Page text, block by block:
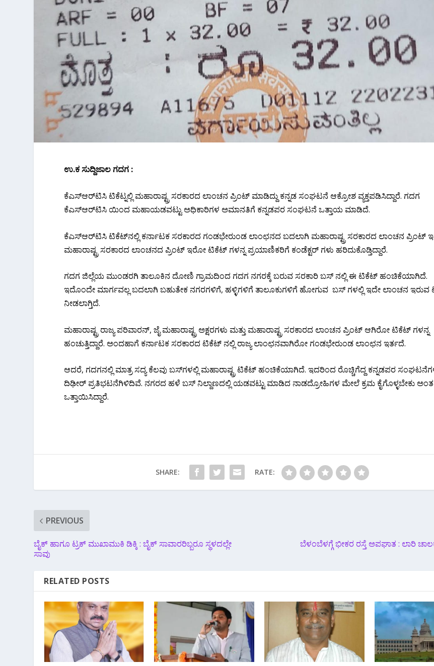
ಉ.ಕ ಸುದ್ದಿಜಾಲ ಗದಗ :
ಕೆಎಸ್‌ಆರ್‌ಟಿಸಿ ಟಿಕೆಟ್ನಲ್ಲಿ ಮಹಾರಾಷ್ಟ್ರ ಸರಕಾರದ ಲಾಂಚನ ಪ್ರಿಂಟ್ ಮಾಡಿದ್ದು ಕನ್ನಡ ಸಂಘಟನೆ ಆಕ್ರೋಶ ವ್ಯಕ್ತಪಡಿಸಿದ್ದಾರೆ. ಗದಗ
ಕೆಎಸ್‌ಆರ್‌ಟಿಸಿ ಯಿಂದ ಮಹಾಯಡವಟ್ಟು ಅಧಿಕಾರಿಗಳ ಅಮಾನತಿಗೆ ಕನ್ನಡಪರ ಸಂಘಟನೆ ಒತ್ತಾಯ ಮಾಡಿದೆ.
ಕೆಎಸ್‌ಆರ್‌ಟಿಸಿ ಟಿಕೆಟ್‌ನಲ್ಲಿ ಕರ್ನಾಟಕ ಸರಕಾರದ ಗಂಡಭೇರುಂಡ ಲಾಂಛನದ ಬದಲಾಗಿ ಮಹಾರಾಷ್ಟ್ರ ಸರಕಾರದ ಲಾಂಚನ ಪ್ರಿಂಟ್
ಮಹಾರಾಷ್ಟ್ರ ಸರಕಾರದ ಲಾಂಚನದ ಪ್ರಿಂಟ್ ಇರೋ ಟಿಕೆಟ್ ಗಳನ್ನ ಪ್ರಯಾಣಿಕರಿಗೆ ಕಂಡೆಕ್ಟರ್ ಗಳು ಹರಿದುಕೊಡ್ತಿದ್ದಾರೆ.
ಗದಗ ಜಿಲ್ಲೆಯ ಮುಂಡರಗಿ ತಾಲೂಕಿನ ದೋಣಿ ಗ್ರಾಮದಿಂದ ಗದಗ ನಗರಕ್ಕೆ ಬರುವ ಸರಕಾರಿ ಬಸ್ ನಲ್ಲಿ ಈ ಟಿಕೆಟ್ ಹಂಚಿಕೆಯಾಗಿದೆ.
ಇದೊಂದೇ ಮಾರ್ಗವಲ್ಲ ಬದಲಾಗಿ ಬಹುತೇಕ ನಗರಗಳಿಗೆ, ಹಳ್ಳಿಗಳಿಗೆ ತಾಲೂಕುಗಳಿಗೆ ಹೋಗುವ ಬಸ್ ಗಳಲ್ಲಿ ಇದೇ ಲಾಂಚನ
ನೀಡಲಾಗ್ತಿದೆ.
ಮಹಾರಾಷ್ಟ್ರ ರಾಜ್ಯ ಪರಿವಾರನ್, ಜೈ ಮಹಾರಾಷ್ಟ್ರ ಅಕ್ಷರಗಳು ಮತ್ತು ಮಹಾರಾಷ್ಟ್ರ ಸರಕಾರದ ಲಾಂಚನ ಪ್ರಿಂಟ್ ಆಗಿರೋ ಟಿಕೆಟ್ ಗಳನ್ನ
ಹಂಚುತ್ತಿದ್ದಾರೆ. ಅಂದಹಾಗೆ ಕರ್ನಾಟಕ ಸರಕಾರದ ಟಿಕೆಟ್ ನಲ್ಲಿ ರಾಜ್ಯ ಲಾಂಛನವಾಗಿರೋ ಗಂಡಭೇರುಂಡ ಲಾಂಛನ ಇರ್ತದೆ.
ಆದರೆ, ಗದಗನಲ್ಲಿ ಮಾತ್ರ ಸದ್ಯ ಕೆಲವು ಬಸ್‌ಗಳಲ್ಲಿ ಮಹಾರಾಷ್ಟ್ರ ಟಿಕೆಟ್ ಹಂಚಿಕೆಯಾಗಿದೆ. ಇದರಿಂದ ರೊಚ್ಚಿಗೆದ್ದ ಕನ್ನಡಪರ
ದಿಢೀರ್ ಪ್ರತಿಭಟನೆಗಿಳಿದಿವೆ. ನಗರದ ಹಳೆ ಬಸ್ ನಿಲ್ದಾಣದಲ್ಲಿ ಯಡವಟ್ಟು ಮಾಡಿದ ನಾಡದ್ರೋಹಿಗಳ ಮೇಲೆ ಕ್ರಮ ಕೈಗೊಳ್ಳಬೇಕು ಅಂತ
ಒತ್ತಾಯಿಸಿದ್ದಾರೆ.
SHARE: RATE:
PREVIOUS
ಬೈಕ್ ಹಾಗೂ ಟ್ರಕ್ ಮುಖಾಮುಕಿ ಡಿಕ್ಕಿ : ಬೈಕ್‌ ಸಾವಾರರಿಬ್ಬರೂ ಸ್ಥಳದಲ್ಲೇ
ಸಾವು
ಬೆಳಂಬೆಳಗ್ಗೆ ಭೀಕರ ರಸ್ತೆ ಅಪಘಾತ : ಲಾರಿ ಚಾಲಕ
RELATED POSTS